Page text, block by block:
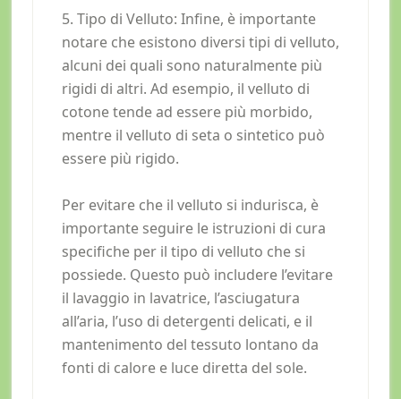
5. Tipo di Velluto: Infine, è importante
notare che esistono diversi tipi di velluto,
alcuni dei quali sono naturalmente più
rigidi di altri. Ad esempio, il velluto di
cotone tende ad essere più morbido,
mentre il velluto di seta o sintetico può
essere più rigido.
Per evitare che il velluto si indurisca, è
importante seguire le istruzioni di cura
specifiche per il tipo di velluto che si
possiede. Questo può includere l’evitare
il lavaggio in lavatrice, l’asciugatura
all’aria, l’uso di detergenti delicati, e il
mantenimento del tessuto lontano da
fonti di calore e luce diretta del sole.